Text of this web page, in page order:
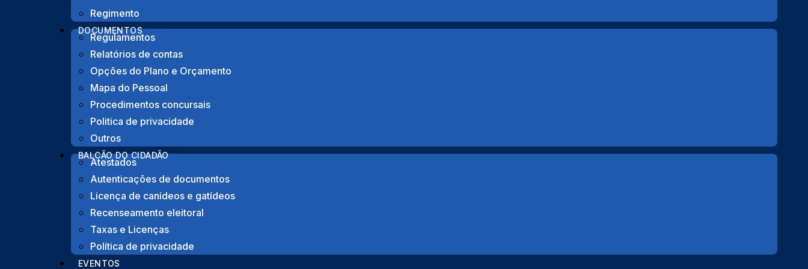
Regimento
DOCUMENTOS
Regulamentos
Relatórios de contas
Opções do Plano e Orçamento
Mapa do Pessoal
Procedimentos concursais
Politica de privacidade
Outros
BALCÃO DO CIDADÃO
Atestados
Autenticações de documentos
Licença de canídeos e gatídeos
Recenseamento eleitoral
Taxas e Licenças
Política de privacidade
EVENTOS